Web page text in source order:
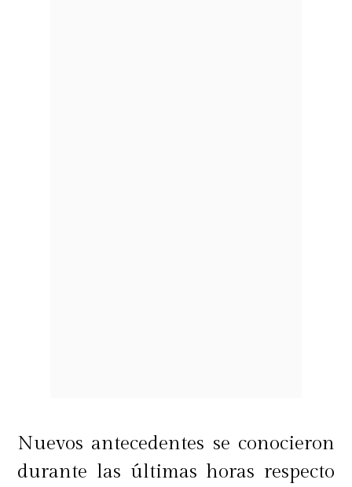
Nuevos antecedentes se conocieron
durante las últimas horas respecto